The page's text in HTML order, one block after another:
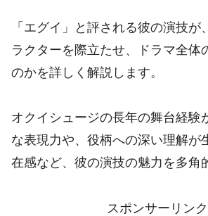
「エグイ」と評される彼の演技が
ラクターを際立たせ、ドラマ全体
のかを詳しく解説します。
オクイシュージの長年の舞台経験
な表現力や、役柄への深い理解が
在感など、彼の演技の魅力を多角
スポンサーリンク